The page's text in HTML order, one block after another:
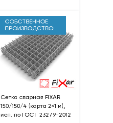
СОБСТВЕННОЕ
ПРОИЗВОДСТВО
Сетка сварная FIXAR
150/150/4 (карта 2×1 м),
исп. по ГОСТ 23279-2012